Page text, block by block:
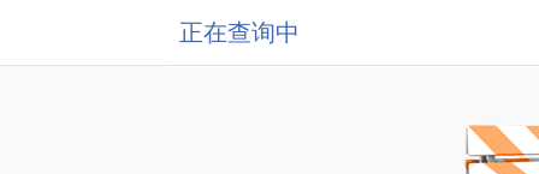
正在查询中